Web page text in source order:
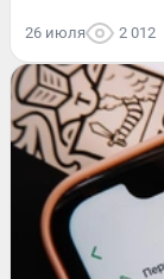
26 июля 2 012